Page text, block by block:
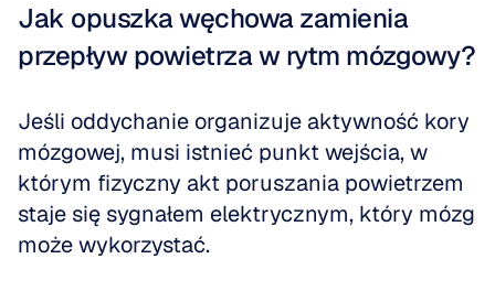
Jak opuszka węchowa zamienia
przepływ powietrza w rytm mózgowy?
Jeśli oddychanie organizuje aktywność kory
mózgowej, musi istnieć punkt wejścia, w
którym fizyczny akt poruszania powietrzem
staje się sygnałem elektrycznym, który mózg
może wykorzystać.